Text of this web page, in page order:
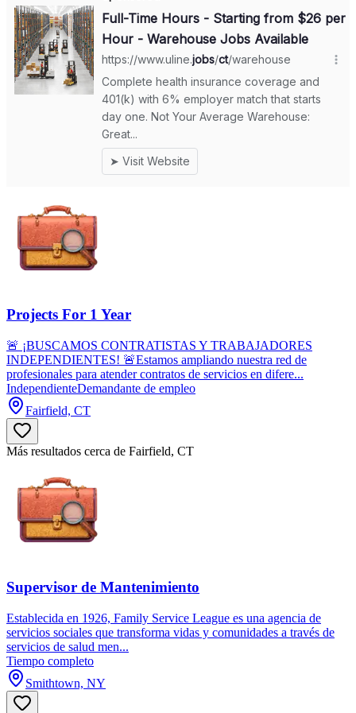
Projects For 1 Year
🚨 ¡BUSCAMOS CONTRATISTAS Y TRABAJADORES
INDEPENDIENTES! 🚨Estamos ampliando nuestra red de
profesionales para atender contratos de servicios en difere...
IndependienteDemandante de empleo
Fairfield, CT
Más resultados cerca de Fairfield, CT
Supervisor de Mantenimiento
Establecida en 1926, Family Service League es una agencia de
servicios sociales que transforma vidas y comunidades a través de
servicios de salud men...
Tiempo completo
Smithtown, NY